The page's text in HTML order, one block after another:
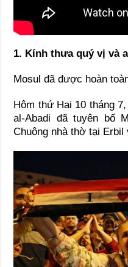
1. Kính thưa quý vị và
Mosul đã được hoàn
Hôm thứ Hai 10 tháng
al-Abadi đã tuyên bố
Chuông nhà thờ tại Erbil